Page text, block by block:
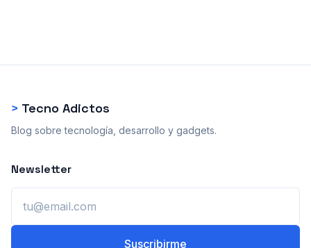
> Tecno Adictos
Blog sobre tecnología, desarrollo y gadgets.
Newsletter
Suscribirme